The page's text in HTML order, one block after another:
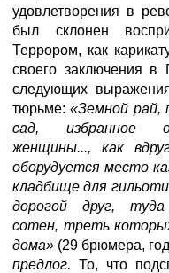
удовлетворения в
был склонен
Террором, как
своего заключения
следующих
тюрьме:«Земной рай,
сад, избранное
женщины..., как
оборудуется место
кладбище для
дорогой друг, туда
сотен, треть
дома» (29 брюмера,
предлог. То, что